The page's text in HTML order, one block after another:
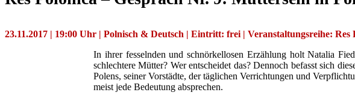
23.11.2017 | 19:00 Uhr | Polnisch & Deutsch | Eintritt: frei | Veranstaltungsreihe: Res
In ihrer fesselnden und schnörkellosen Erzählung holt Natalia
schlechtere Mütter? Wer entscheidet das? Dennoch befasst sich
Polens, seiner Vorstädte, der täglichen Verrichtungen und
​meist jede Bedeutung absprechen.